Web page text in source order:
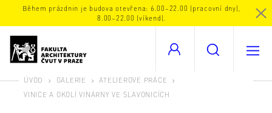
Během prázdnin je budova otevřena: 6.00–22.00 (pracovní dny),
8.00–22.00 (víkend).
ÚVOD GALERIE
ATELIÉROVÉ PRÁCE
VINICE A OKOLÍ VINÁRNY VE SLAVONICÍCH